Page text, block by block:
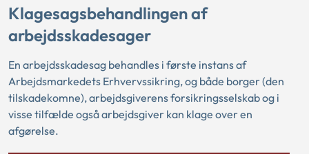
Klagesagsbehandlingen af
arbejdsskadesager
En arbejdsskadesag behandles i første instans af
Arbejdsmarkedets Erhvervssikring, og både borger (den
tilskadekomne), arbejdsgiverens forsikringsselskab og i
visse tilfælde også arbejdsgiver kan klage over en
afgørelse.